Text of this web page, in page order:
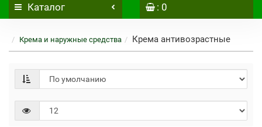
Каталог : 0
Крема и наружные средства Крема антивозрастные